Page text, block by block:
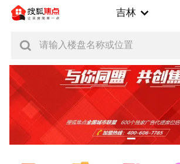
吉林
请输入楼盘名称或位置